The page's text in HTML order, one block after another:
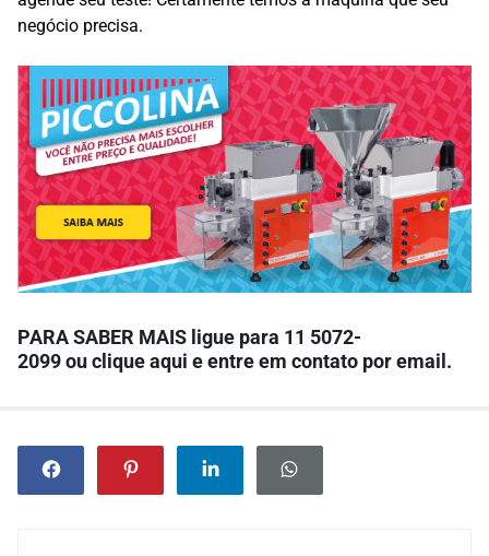
negócio precisa.
PARA SABER MAIS ligue para 11 5072-
2099ouclique aqui e entre em contato por email.